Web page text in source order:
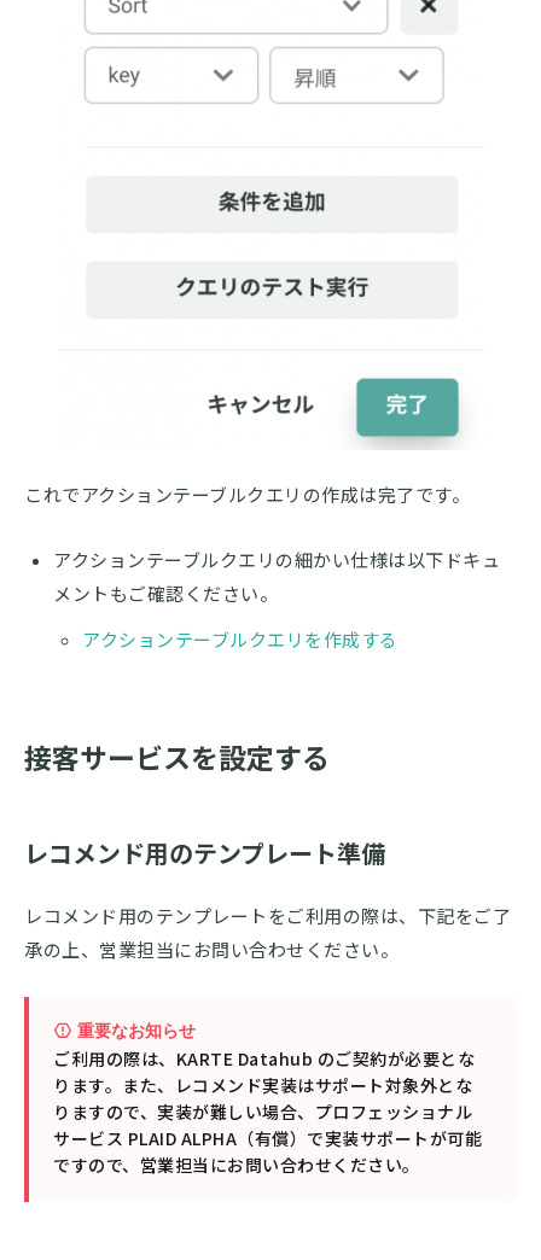
これでアクションテーブルクエリの作成は完了です。
アクションテーブルクエリの細かい仕様は以下ドキュ
メントもご確認ください。
アクションテーブルクエリを作成する
接客サービスを設定する
レコメンド用のテンプレート準備
レコメンド用のテンプレートをご利用の際は、下記をご了
承の上、営業担当にお問い合わせください。
重要なお知らせ
ご利用の際は、KARTE Datahub のご契約が必要とな
ります。また、レコメンド実装はサポート対象外とな
りますので、実装が難しい場合、プロフェッショナル
サービス PLAID ALPHA（有償）で実装サポートが可能
ですので、営業担当にお問い合わせください。